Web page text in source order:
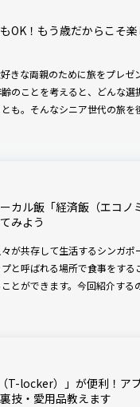
OK！もう歳だからこそ楽
きな両親のために旅をプレゼ
のことを考えると、どんな選
も。そんなシニア世代の旅を
シニアのための新たなハワイ
カル飯「経済飯（エコノ
みよう
が共存して生活するシンガポ
と呼ばれる場所で食事をする
とができます。今回紹介する
T-locker）」が便利！ア
技・愛用品教えます